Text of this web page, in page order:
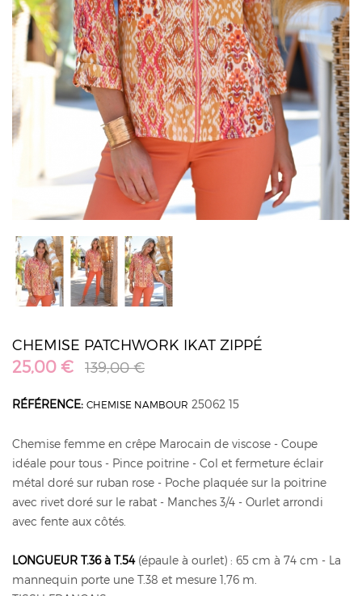
CHEMISE PATCHWORK IKAT ZIPPÉ
25,00 € 139,00 €
RÉFÉRENCE: CHEMISE NAMBOUR 25062 15
Chemise femme en crêpe Marocain de viscose - Coupe
idéale pour tous - Pince poitrine - Col et fermeture éclair
métal doré sur ruban rose - Poche plaquée sur la poitrine
avec rivet doré sur le rabat - Manches 3/4 - Ourlet arrondi
avec fente aux côtés.
LONGUEUR T.36 à T.54 (épaule à ourlet) : 65 cm à 74 cm - La
mannequin porte une T.38 et mesure 1,76 m.